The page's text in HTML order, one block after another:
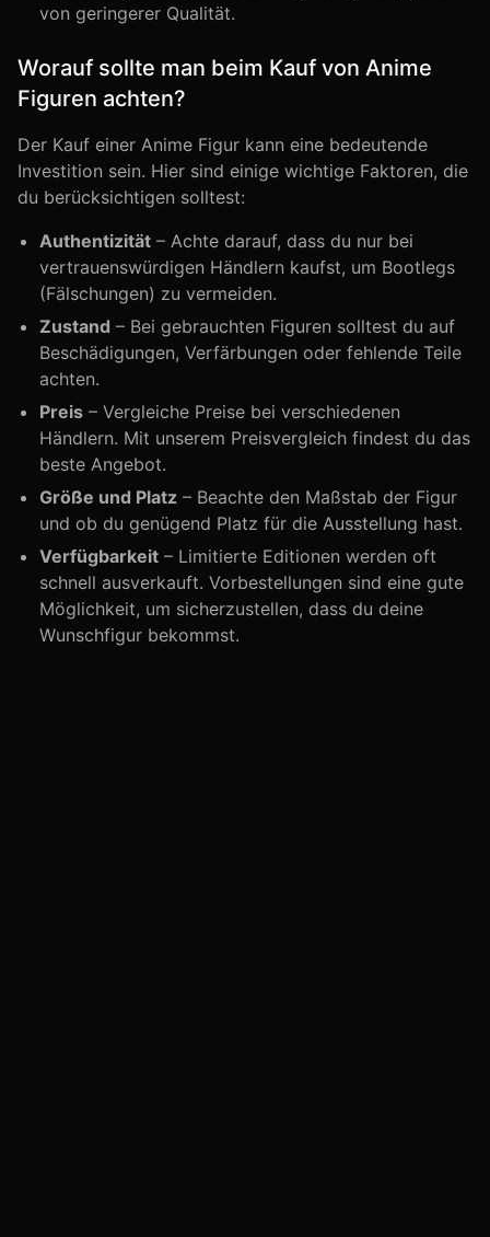
von geringerer Qualität.
Worauf sollte man beim Kauf von Anime
Figuren achten?
Der Kauf einer Anime Figur kann eine bedeutende
Investition sein. Hier sind einige wichtige Faktoren, die
du berücksichtigen solltest:
Authentizität – Achte darauf, dass du nur bei
vertrauenswürdigen Händlern kaufst, um Bootlegs
(Fälschungen) zu vermeiden.
Zustand – Bei gebrauchten Figuren solltest du auf
Beschädigungen, Verfärbungen oder fehlende Teile
achten.
Preis – Vergleiche Preise bei verschiedenen
Händlern. Mit unserem Preisvergleich findest du das
beste Angebot.
Größe und Platz – Beachte den Maßstab der Figur
und ob du genügend Platz für die Ausstellung hast.
Verfügbarkeit – Limitierte Editionen werden oft
schnell ausverkauft. Vorbestellungen sind eine gute
Möglichkeit, um sicherzustellen, dass du deine
Wunschfigur bekommst.